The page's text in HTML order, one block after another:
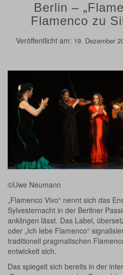
Berlin –
Flamenco zu
Veröffentlicht am: 19. Dezember
©Uwe Neumann
„Flamenco Vivo“ nennt sich das
Sylvesternacht in der Berliner
anklingen lässt. Das Label,
oder „Ich lebe Flamenco“
traditionell pragmatischen
entwickelt sich.
Das spiegelt sich bereits in der